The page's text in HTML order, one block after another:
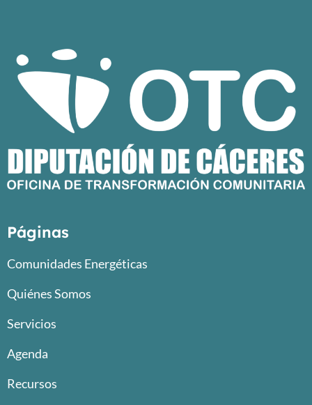
Páginas
Comunidades Energéticas
Quiénes Somos
Servicios
Agenda
Recursos